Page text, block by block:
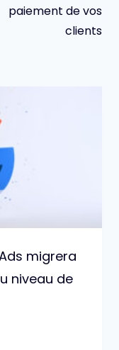
paiement de vos
clients
migrera
niveau de